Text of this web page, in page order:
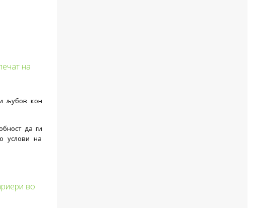
на
љубов кон
да ги
услови на
во